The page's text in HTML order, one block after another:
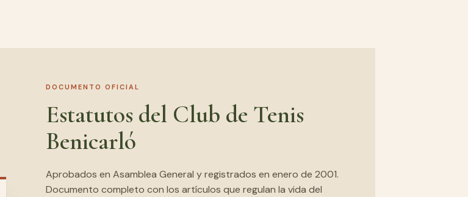
DOCUMENTO OFICIAL
Estatutos del Club de Tenis
Benicarló
Aprobados en Asamblea General y registrados en enero de 2001.
Documento completo con los artículos que regulan la vida del